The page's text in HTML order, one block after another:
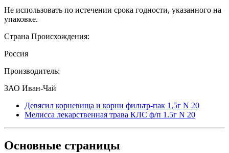
Не использовать по истечении срока годности, указанного на
упаковке.
Страна Происхождения:
Россия
Производитель:
ЗАО Иван-Чай
Девясил корневища и корни фильтр-пак 1,5г N 20
Мелисса лекарственная трава КЛС ф/п 1.5г N 20
Основные страницы